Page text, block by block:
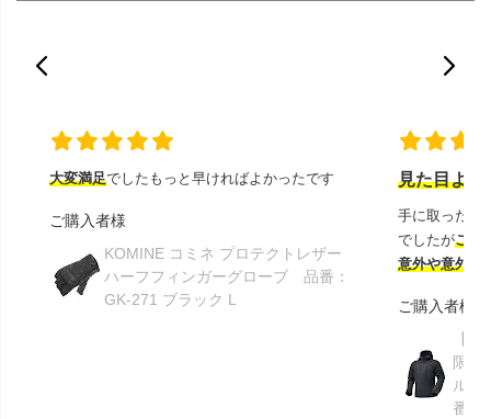
大変満足でしたもっと早ければよかったです
ご購入者様
KOMINE コミネ プロテクトレザー
ハーフフィンガーグローブ 品番：
GK-271 ブラック L
見た目より
手に取ったと
でしたがこの
意外や意外ス
ご購入者様
限り
ルメ
番：